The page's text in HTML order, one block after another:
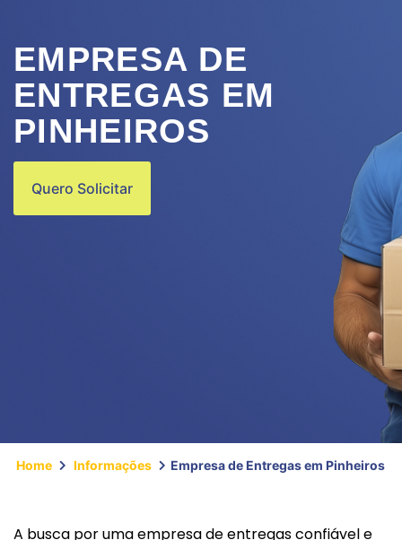
EMPRESA DE
ENTREGAS EM
PINHEIROS
Quero Solicitar
Home Informações Empresa de Entregas em Pinheiros
A busca por uma empresa de entregas confiável e